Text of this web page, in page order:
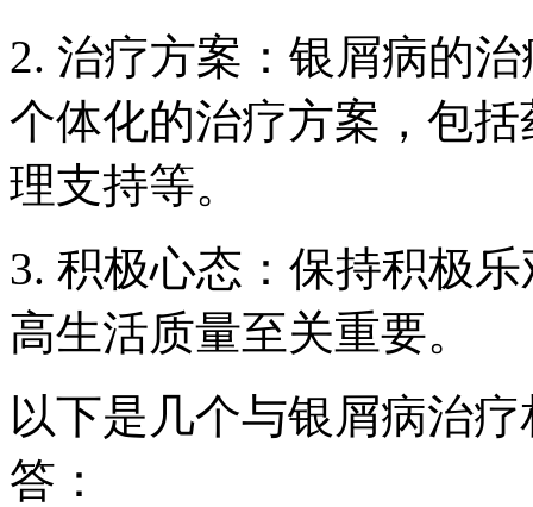
2. 治疗方案：银屑病的
个体化的治疗方案，包
理支持等。
3. 积极心态：保持积极
高生活质量至关重要。
以下是几个与银屑病治
答：